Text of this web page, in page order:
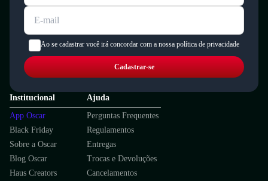
Ao se cadastrar você irá concordar com a nossa política de privacidade
Cadastrar-se
Institucional
App Oscar
Black Friday
Sobre a Oscar
Blog Oscar
Haus Creators
Ajuda
Perguntas Frequentes
Regulamentos
Entregas
Trocas e Devoluções
Cancelamentos